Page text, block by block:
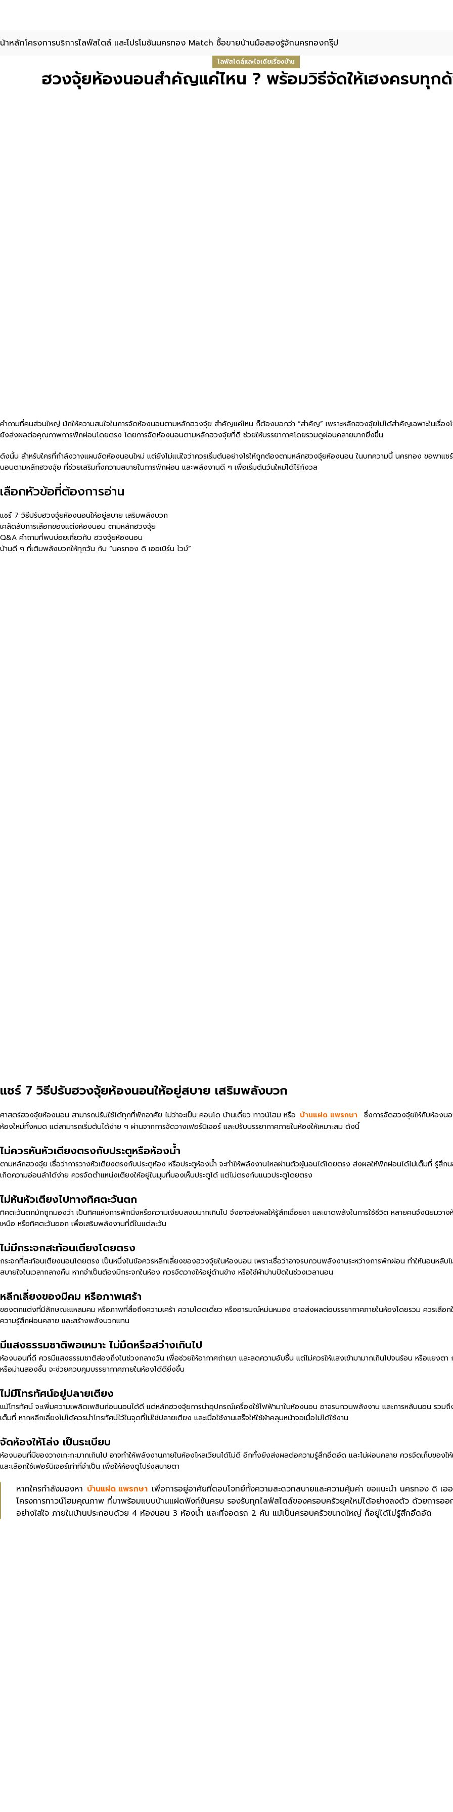
าหลักโครงการบริการไลฟ์สไตล์ และโปรโมชันนครทอง Match ซื้อขายบ้านมือสองรู้จักนครทองกรุ๊ป
ไลฟ์สไตล์และไอเดียเรื่องบ้าน
ฮวงจุ้ยห้องนอนสำคัญแค่ไหน ? พร้อมวิธีจัดให้เฮงครบทุก
คำถามที่คนส่วนใหญ่ มักให้ความสนใจในการจัดห้องนอนตามหลักฮวงจุ้ย สำคัญแค่ไหน ก็ต้องบอกว่า “สำคัญ” เพราะหลักฮวงจุ้ยไม่ได้สำคัญเฉพาะในเรื่อง
ยังส่งผลต่อคุณภาพการพักผ่อนโดยตรง โดยการจัดห้องนอนตามหลักฮวงจุ้ยที่ดี ช่วยให้บรรยากาศโดยรวมดูผ่อนคลายมากยิ่งขึ้น
ดังนั้น สำหรับใครที่กำลังวางแผนจัดห้องนอนใหม่ แต่ยังไม่แน่ใจว่าควรเริ่มต้นอย่างไรให้ถูกต้องตามหลักฮวงจุ้ยห้องนอน ในบทความนี้ นครทอง ขอพาแช
นอนตามหลักฮวงจุ้ย ที่ช่วยเสริมทั้งความสบายในการพักผ่อน และพลังงานดี ๆ เพื่อเริ่มต้นวันใหม่ได้ไร้กังวล
เลือกหัวข้อที่ต้องการอ่าน
แชร์ 7 วิธีปรับฮวงจุ้ยห้องนอนให้อยู่สบาย เสริมพลังบวก
เคล็ดลับการเลือกของแต่งห้องนอน ตามหลักฮวงจุ้ย
Q&A คำถามที่พบบ่อยเกี่ยวกับ ฮวงจุ้ยห้องนอน
บ้านดี ๆ ที่เติมพลังบวกให้ทุกวัน กับ “นครทอง ดิ เออเบิร์น ไวบ์”
แชร์ 7 วิธีปรับฮวงจุ้ยห้องนอนให้อยู่สบาย เสริมพลังบวก
ศาสตร์ฮวงจุ้ยห้องนอน สามารถปรับใช้ได้ทุกที่พักอาศัย ไม่ว่าจะเป็น คอนโด บ้านเดี่ยว ทาวน์โฮม หรือ บ้านแฝด แพรกษา
ซึ่งการจัดฮวงจุ้ยให้กับห้องน
ห้องใหม่ทั้งหมด แต่สามารถเริ่มต้นได้ง่าย ๆ ผ่านจากการจัดวางเฟอร์นิเจอร์ และปรับบรรยากาศภายในห้องให้เหมาะสม ดังนี้
ไม่ควรหันหัวเตียงตรงกับประตูหรือห้องน้ำ
ตามหลักฮวงจุ้ย เชื่อว่าการวางหัวเตียงตรงกับประตูห้อง หรือประตูห้องน้ำ จะทำให้พลังงานไหลผ่านตัวผู้นอนได้โดยตรง ส่งผลให้พักผ่อนได้ไม่เต็มที่ รู้สึก
เกิดความอ่อนล้าได้ง่าย ควรจัดตำแหน่งเตียงให้อยู่ในมุมที่มองเห็นประตูได้ แต่ไม่ตรงกับแนวประตูโดยตรง
ไม่หันหัวเตียงไปทางทิศตะวันตก
ทิศตะวันตกมักถูกมองว่า เป็นทิศแห่งการพักนิ่งหรือความเงียบสงบมากเกินไป จึงอาจส่งผลให้รู้สึกเฉื่อยชา และขาดพลังในการใช้ชีวิต หลายคนจึงนิยมวาง
เหนือ หรือทิศตะวันออก เพื่อเสริมพลังงานที่ดีในแต่ละวัน
ไม่มีกระจกสะท้อนเตียงโดยตรง
กระจกที่สะท้อนเตียงนอนโดยตรง เป็นหนึ่งในข้อควรหลีกเลี่ยงของฮวงจุ้ยในห้องนอน เพราะเชื่อว่าอาจรบกวนพลังงานระหว่างการพักผ่อน ทำให้นอนหลับ
สบายใจในเวลากลางคืน หากจำเป็นต้องมีกระจกในห้อง ควรจัดวางให้อยู่ด้านข้าง หรือใช้ผ้าม่านปิดในช่วงเวลานอน
หลีกเลี่ยงของมีคม หรือภาพเศร้า
ของตกแต่งที่มีลักษณะแหลมคม หรือภาพที่สื่อถึงความเศร้า ความโดดเดี่ยว หรืออารมณ์หม่นหมอง อาจส่งผลต่อบรรยากาศภายในห้องโดยรวม ควรเลือ
ความรู้สึกผ่อนคลาย และสร้างพลังบวกแทน
มีแสงธรรมชาติพอเหมาะ ไม่มืดหรือสว่างเกินไป
ห้องนอนที่ดี ควรมีแสงธรรมชาติส่องถึงในช่วงกลางวัน เพื่อช่วยให้อากาศถ่ายเท และลดความอับชื้น แต่ไม่ควรให้แสงเข้ามามากเกินไปจนร้อน หรือแยงตา
หรือม่านสองชั้น จะช่วยควบคุมบรรยากาศภายในห้องได้ดียิ่งขึ้น
ไม่มีโทรทัศน์อยู่ปลายเตียง
แม้โทรทัศน์ จะเพิ่มความเพลิดเพลินก่อนนอนได้ดี แต่หลักฮวงจุ้ยการนำอุปกรณ์เครื่องใช้ไฟฟ้ามาในห้องนอน อาจรบกวนพลังงาน และการหลับนอน รวมถึ
เต็มที่ หากหลีกเลี่ยงไม่ได้ควรนำโทรทัศน์ไว้ในจุดที่ไม่ใช่ปลายเตียง และเมื่อใช้งานเสร็จให้ใช้ผ้าคลุมหน้าจอเมื่อไม่ได้ใช้งาน
จัดห้องให้โล่ง เป็นระเบียบ
ห้องนอนที่มีของวางเกะกะมากเกินไป อาจทำให้พลังงานภายในห้องไหลเวียนได้ไม่ดี อีกทั้งยังส่งผลต่อความรู้สึกอึดอัด และไม่ผ่อนคลาย ควรจัดเก็บของให้
และเลือกใช้เฟอร์นิเจอร์เท่าที่จำเป็น เพื่อให้ห้องดูโปร่งสบายตา
หากใครกำลังมองหา บ้านแฝด แพรกษา เพื่อการอยู่อาศัยที่ตอบโจทย์ทั้งความสะดวกสบายและความคุ้มค่า ขอแนะนำ นครทอง ดิ เอ
โครงการทาวน์โฮมคุณภาพ ที่มาพร้อมแบบบ้านแฝดฟังก์ชันครบ รองรับทุกไลฟ์สไตล์ของครอบครัวยุคใหม่ได้อย่างลงตัว ด้วยการอ
อย่างใส่ใจ ภายในบ้านประกอบด้วย 4 ห้องนอน 3 ห้องน้ำ และที่จอดรถ 2 คัน แม้เป็นครอบครัวขนาดใหญ่ ก็อยู่ได้ไม่รู้สึกอึดอัด